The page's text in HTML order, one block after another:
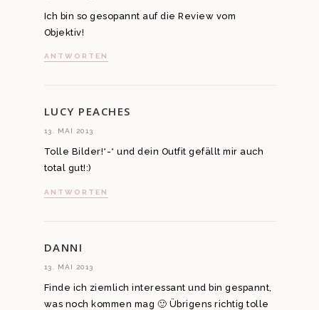
Ich bin so gesopannt auf die Review vom
Objektiv!
ANTWORTEN
LUCY PEACHES
13. MAI 2013
Tolle Bilder!*-* und dein Outfit gefällt mir auch
total gut!:)
ANTWORTEN
DANNI
13. MAI 2013
Finde ich ziemlich interessant und bin gespannt,
was noch kommen mag 🙂 Übrigens richtig tolle